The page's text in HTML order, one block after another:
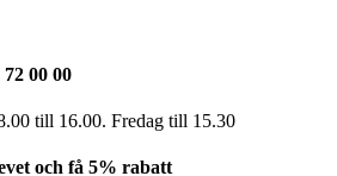
00 00
till 16.00. Fredag ​​till 15.30
och få 5% rabatt